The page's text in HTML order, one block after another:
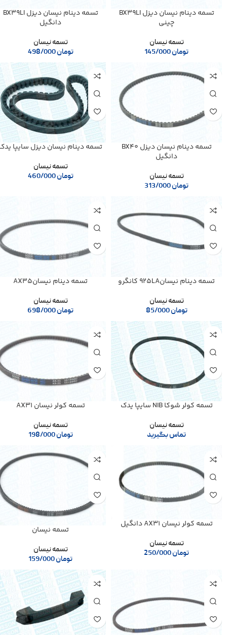
تسمه دینام نیسان دیزل BX39LI
چینی
تسمه نیسان
تومان
تسمه دینام نیسان دیزل BX39LI
دانگیل
تسمه نیسان
تومان498/000
تسمه دینام نیسان دیزل BX40
دانگیل
تسمه نیسان
تومان
تسمه دینام نیسان دیزل سایپا
تسمه نیسان
تومان460/000
تسمه دینام نیسان925LA کانگرو
تسمه نیسان
تومان85/000
تسمه دینام نیسانAX35
تسمه نیسان
تومان
تسمه کولر شوکا NIB سایپا یدک
تسمه نیسان
تماس بگیرید
تسمه کولر نیسان AX31
تسمه نیسان
تومان198/000
تسمه کولر نیسان AX31 دانگیل
تسمه نیسان
تومان
تسمه نیسان
تسمه نیسان
تومان